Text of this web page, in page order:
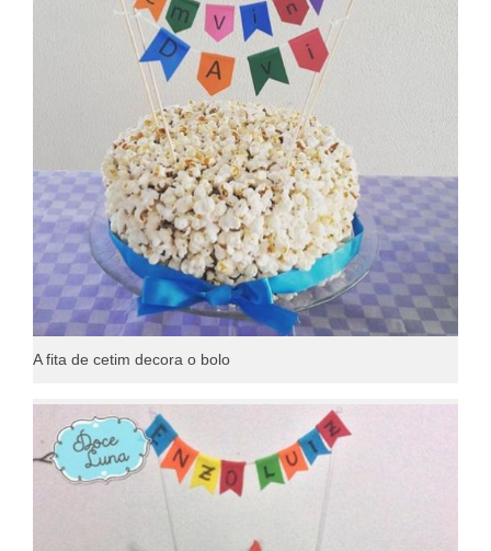
A fita de cetim decora o bolo